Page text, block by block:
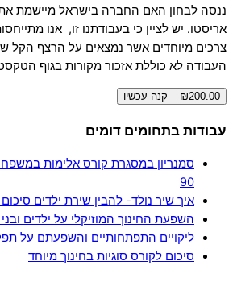
ננסה לבחון האם החברה בישראל מיישמת
אריסטו. יש לציין כי בעבודתנו זו, אנו
צרכים מיוחדים אשר נמצאים על הרצף הקל של
העבודה לא כוללת אזכור מקורות בגוף
₪200.00 – קנה עכשיו
עבודות בתחומים דומים
90
איך שיר נולד- להבין שירת ילדים סיכום
השפעת החינוך המוזיקלי על ילדים ובני
ליקויים התפתחותיים והשפעתם על
סיכום לקורס סוגיות בחינוך מיוחד